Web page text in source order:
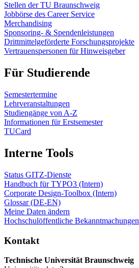
Stellen der TU Braunschweig
Jobbörse des Career Service
Merchandising
Sponsoring- & Spendenleistungen
Drittmittelgeförderte Forschungsprojekte
Vertrauenspersonen für Hinweisgeber
Für Studierende
Semestertermine
Lehrveranstaltungen
Studiengänge von A-Z
Informationen für Erstsemester
TUCard
Interne Tools
Status GITZ-Dienste
Handbuch für TYPO3 (Intern)
Corporate Design-Toolbox (Intern)
Glossar (DE-EN)
Meine Daten ändern
Hochschulöffentliche Bekanntmachungen
Kontakt
Technische Universität Braunschweig